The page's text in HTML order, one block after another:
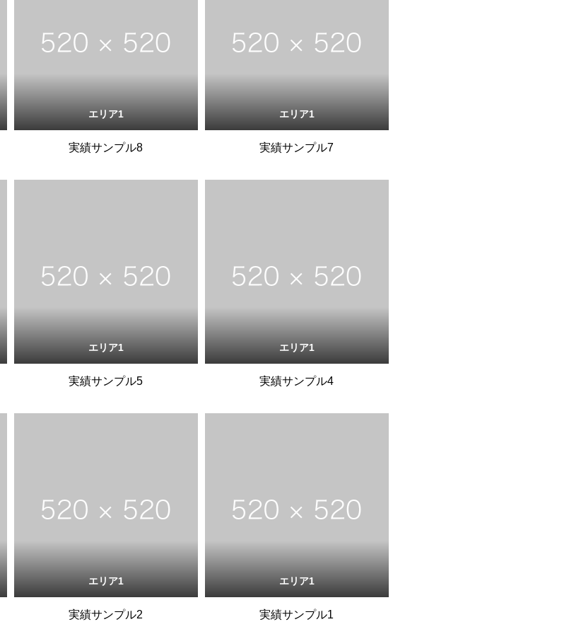
エリア1
実績サンプル8
エリア1
実績サンプル7
エリア1
実績サンプル5
エリア1
実績サンプル4
エリア1
実績サンプル2
エリア1
実績サンプル1